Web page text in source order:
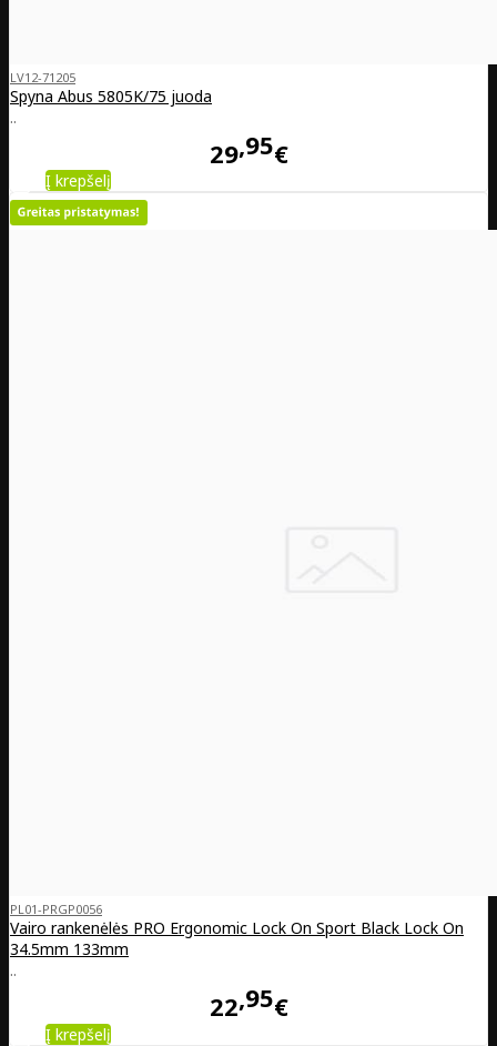
LV12-71205
Spyna Abus 5805K/75 juoda
..
29 95€
Į krepšelį
PL01-PRGP0056
Vairo rankenėlės PRO Ergonomic Lock On Sport Black Lock On
34.5mm 133mm
..
22 95€
Į krepšelį